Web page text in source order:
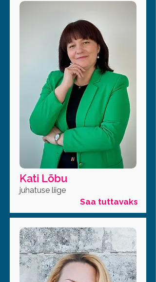
Kati Lõbu
juhatuse liige
Saa tuttavaks